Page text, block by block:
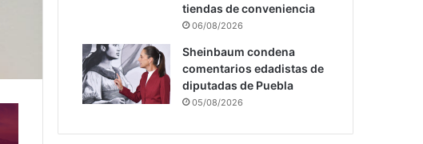
tiendas de conveniencia
06/08/2026
Sheinbaum condena
comentarios edadistas de
diputadas de Puebla
05/08/2026